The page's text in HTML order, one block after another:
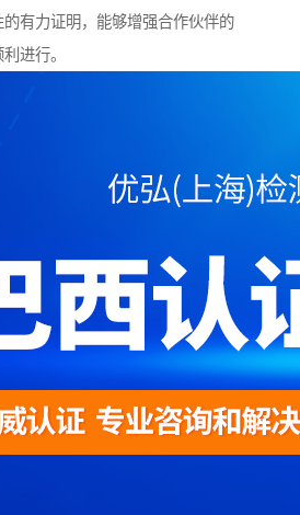
有力证明，能够增强合作伙伴的
进行。